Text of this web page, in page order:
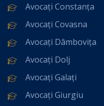
Avocați Constanța
Avocați Covasna
Avocați Dâmbovița
Avocați Dolj
Avocați Galați
Avocați Giurgiu